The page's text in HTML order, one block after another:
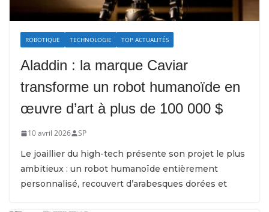
ROBOTIQUE TECHNOLOGIE TOP ACTUALITÉS
Aladdin : la marque Caviar
transforme un robot humanoïde en
œuvre d’art à plus de 100 000 $
10 avril 2026 SP
Le joaillier du high-tech présente son projet le plus
ambitieux : un robot humanoïde entièrement
personnalisé, recouvert d’arabesques dorées et